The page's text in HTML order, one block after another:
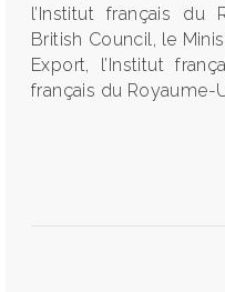
l’Institut français du
British Council, le
Export, l’Institut
français du Royaume-